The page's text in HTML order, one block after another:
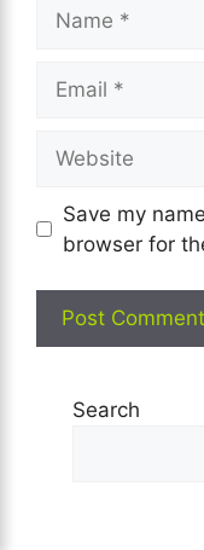
Save my
browser for
Search